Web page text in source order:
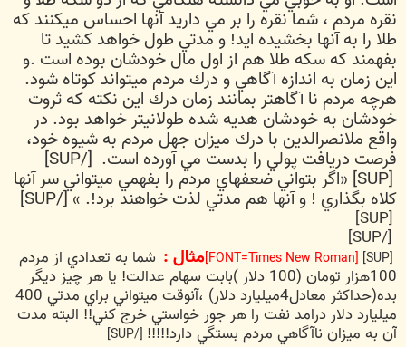
نقره مردم ، شما نقره را بر مي داريد آنها احساس ميكنند كه
طلا را به آنها بخشيده ايد! و مدتي طول خواهد كشيد تا
بفهمند كه سكه طلا هم از اول مال خودشان بوده است .و
اين زمان به اندازه آگاهي و درك مردم ميتواند كوتاه شود.
هرچه مردم نا آگاهتر بمانند زمان درك اين نكته كه ثروت
خودشان به خودشان هديه شده طولانيتر خواهد بود. در
واقع ملانصرالدين با درك ميزان جهل مردم به شيوه خود،
فرصت دريافت پولي را بدست مي آورده است. [/SUP]
[SUP] «اگر بتواني ضعفهاي مردم را بفهمي ميتواني سر آنها
كلاه بگذاري ! و آنها هم مدتي لذت خواهند برد!. » [/SUP]
[SUP]
[/SUP]
[SUP]
[FONT=Times New Roman] مثال : شما به تعدادي از مردم
100هزار تومان (100 دلار )بابت سهام عدالت! يا هر چيز ديگر
بده(حداكثر معادل4ميليارد دلار) ،آنوقت ميتواني براي مدتي 400
ميليارد دلار درامد نفت را هر جور خواستي خرج كني!! البته مدت
آن به ميزان ناآگاهي مردم بستگي دارد!!!!! [/SUP]